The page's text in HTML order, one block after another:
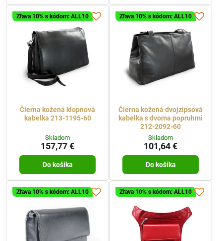
Zľava 10% s kódom: ALL10
Čierna kožená klopnová
kabelka 213-1195-60
Skladom
157,77 €
Do košíka
Zľava 10% s kódom: ALL10
Čierna kožená dvojzipsová
kabelka s dvoma popruhmi
212-2092-60
Skladom
101,64 €
Do košíka
Zľava 10% s kódom: ALL10 Zľava 10% s kódom: ALL10